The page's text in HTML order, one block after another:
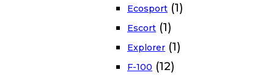
Ecosport (1)
Escort (1)
Explorer (1)
F-100 (12)